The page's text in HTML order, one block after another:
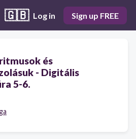
🇬🇧 Log in Sign up FREE
és
- Digitális
5-6.